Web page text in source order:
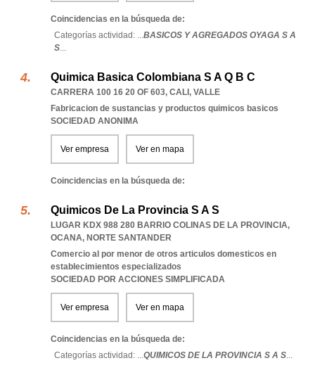
Coincidencias en la búsqueda de:
Categorías actividad: ...BASICOS Y AGREGADOS OYAGA S A
S...
Quimica Basica Colombiana S A Q B C
CARRERA 100 16 20 OF 603, CALI , VALLE
Fabricacion de sustancias y productos quimicos basicos
SOCIEDAD ANONIMA
Ver empresa Ver en mapa
Coincidencias en la búsqueda de:
Quimicos De La Provincia S A S
LUGAR KDX 988 280 BARRIO COLINAS DE LA PROVINCIA,
OCANA, NORTE SANTANDER
Comercio al por menor de otros articulos domesticos en
establecimientos especializados
SOCIEDAD POR ACCIONES SIMPLIFICADA
Ver empresa Ver en mapa
Coincidencias en la búsqueda de:
Categorías actividad: ...QUIMICOS DE LA PROVINCIA S A S...